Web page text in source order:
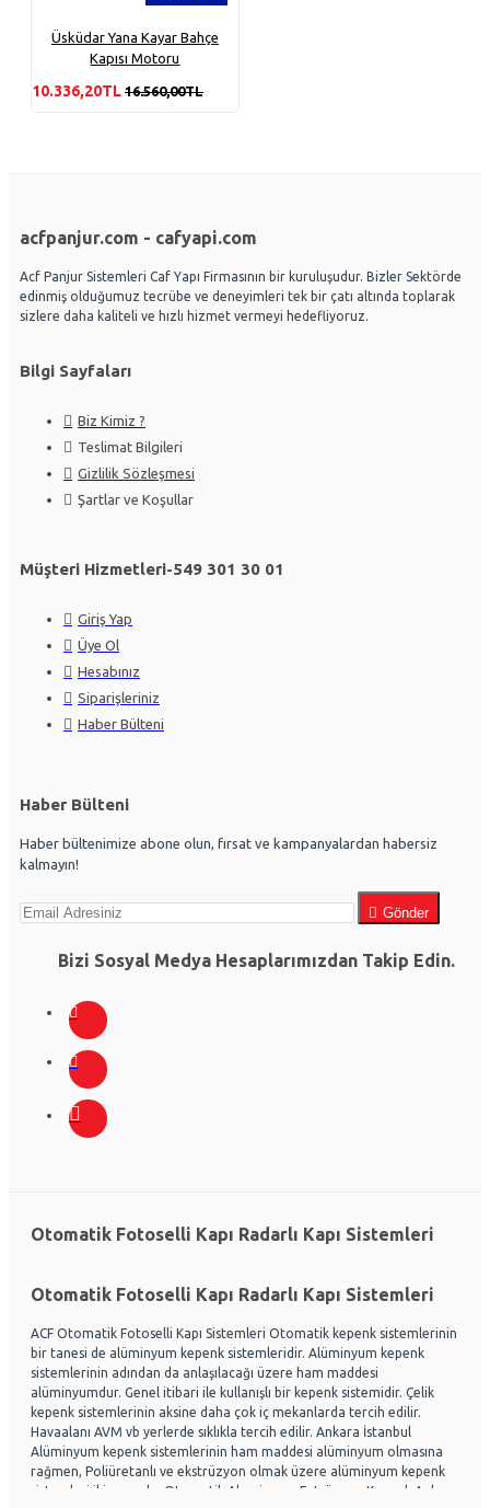
Üsküdar Yana Kayar Bahçe
Kapısı Motoru
10.336,20TL 16.560,00TL
acfpanjur.com - cafyapi.com
Acf Panjur Sistemleri Caf Yapı Firmasının bir kuruluşudur. Bizler Sektörde
edinmiş olduğumuz tecrübe ve deneyimleri tek bir çatı altında toplarak
sizlere daha kaliteli ve hızlı hizmet vermeyi hedefliyoruz.
Bilgi Sayfaları
Biz Kimiz ?
Teslimat Bilgileri
Gizlilik Sözleşmesi
Şartlar ve Koşullar
Müşteri Hizmetleri-549 301 30 01
Giriş Yap
Üye Ol
Hesabınız
Siparişleriniz
Haber Bülteni
Haber Bülteni
Haber bültenimize abone olun, fırsat ve kampanyalardan habersiz
kalmayın!
Gönder
Bizi Sosyal Medya Hesaplarımızdan Takip Edin.
Otomatik Fotoselli Kapı Radarlı Kapı Sistemleri
Otomatik Fotoselli Kapı Radarlı Kapı Sistemleri
ACF Otomatik Fotoselli Kapı Sistemleri Otomatik kepenk sistemlerinin
bir tanesi de alüminyum kepenk sistemleridir. Alüminyum kepenk
sistemlerinin adından da anlaşılacağı üzere ham maddesi
alüminyumdur. Genel itibari ile kullanışlı bir kepenk sistemidir. Çelik
kepenk sistemlerinin aksine daha çok iç mekanlarda tercih edilir.
Havaalanı AVM vb yerlerde sıklıkla tercih edilir. Ankara İstanbul
Alüminyum kepenk sistemlerinin ham maddesi alüminyum olmasına
rağmen, Poliüretanlı ve ekstrüzyon olmak üzere alüminyum kepenk
sistemleri ikiye ayrılır. Otomatik Aluminyum Extrüzyon Kepenk Ankara